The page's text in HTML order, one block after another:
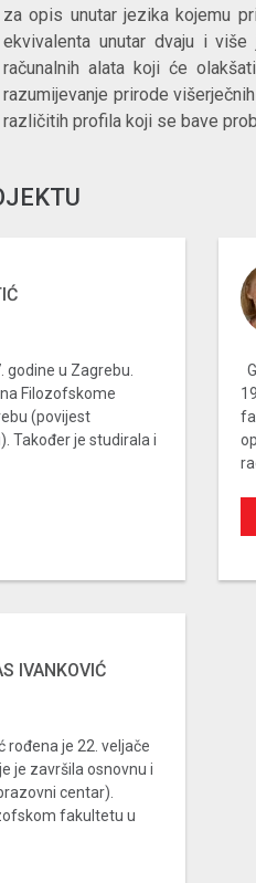
za opis unutar jezika kojemu
ekvivalenta unutar dvaju i
računalnih alata koji će
razumijevanje prirode
različitih profila koji se bave
godine u Zagrebu.
Filozofskome
(povijest
Također je studirala i
IVANKOVIĆ
rođena je 22. veljače
je završila osnovnu i
centar).
fakultetu u